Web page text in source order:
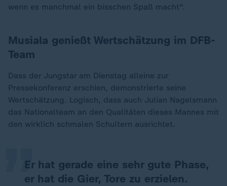
wenn es manchmal ein bisschen Spaß macht".
Musiala genießt Wertschätzung im DFB-
Team
Dass der Jungstar am Dienstag alleine zur
Pressekonferenz erschien, demonstrierte seine
Wertschätzung. Logisch, dass auch Julian Nagelsmann
das Nationalteam an den Qualitäten dieses Mannes mit
den wirklich schmalen Schultern ausrichtet.
Er hat gerade eine sehr gute Phase,
er hat die Gier, Tore zu erzielen.
„